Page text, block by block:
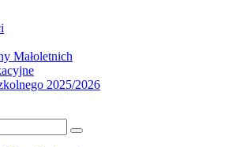
Małoletnich
2025/2026